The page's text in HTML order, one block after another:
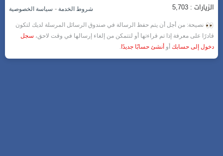
الزيارات : 5,703 شروط الخدمة - سياسة الخصوصية
نصيحة: من أجل أن يتم حفظ الرسالة في صندوق الرسائل المرسلة لديك لتكون
قادرًا على معرفة إذا تم قراءتها أو لتتمكن من إلغاء إرسالها في وقت لاحق، سجل
دخول إلى حسابك أو أنشئ حسابًا جديدًا .